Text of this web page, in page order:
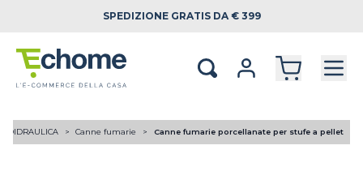
SPEDIZIONE GRATIS DA € 399
Canne fumarie Canne fumarie porcellanate per stufe a pellet